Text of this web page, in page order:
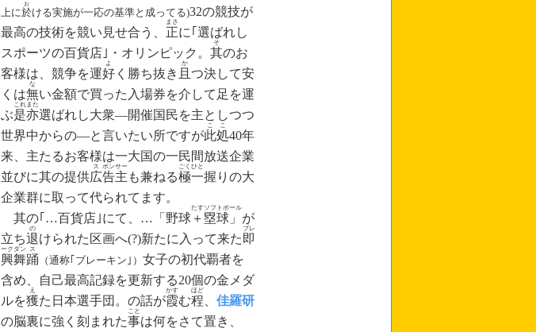
上に於
お
ける実施が一応の基準と成ってる)32の競技が
最高の技術を競い見せ合う、 正
まさ
に｢選ばれし
スポーツの百貨店｣ ・ オリンピック。 其
そ
のお
客様は、競争を運好
よ
く勝ち抜き 且
か
つ決して安
くは無
な
い金額で買った入場券を介して足を運
ぶ是
これ
亦
また
選ばれし大衆―開催国民を主としつつ
世界中からの―と言いたい所ですが此
こ
処
こ
40年
来、主たるお客様は一大国の一民間放送企業
並びに其の提供広
ス
告
ポン
主
サー
も兼ねる極
ごく
一
ひと
握りの大
企業群に取って代られてます。
其の｢…百貨店｣にて
…「野球＋
たす
塁
ソフ
球」
トボール
が
立ち退
の
けられた区画へ(?)新たに入って来た 即
ブレ
興
ーク
舞
ダン
踊
ス
（通称｢ブレーキン｣） 女子の初代覇者を
含め
自己最高記録を更新する20個の金メダ
ルを獲
え
た日本選手団。の話が霞
かす
む程
ほど
佳羅研
の脳裏に強く刻まれた事
こと
は何をさて置き、